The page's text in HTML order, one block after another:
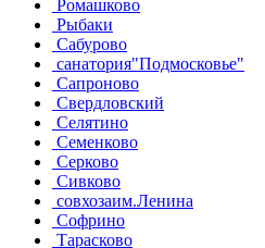
Ромашково
Рыбаки
Сабурово
санатория"Подмосковье"
Сапроново
Свердловский
Селятино
Семенково
Серково
Сивково
совхозаим.Ленина
Софрино
Тарасково